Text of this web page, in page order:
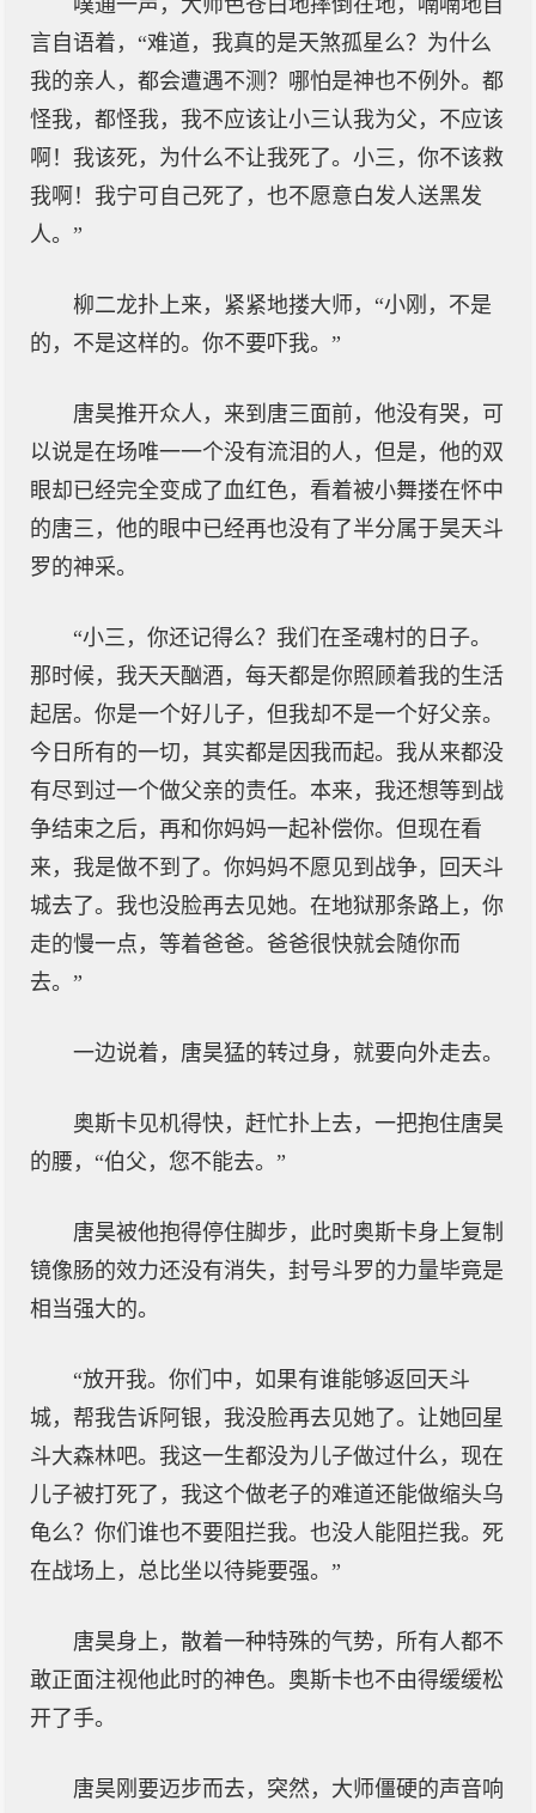
噗通一声，大师色苍白地摔倒在地，喃喃地自
言自语着，“难道，我真的是天煞孤星么？为什么
我的亲人，都会遭遇不测？哪怕是神也不例外。都
怪我，都怪我，我不应该让小三认我为父，不应该
啊！我该死，为什么不让我死了。小三，你不该救
我啊！我宁可自己死了，也不愿意白发人送黑发
人。”
柳二龙扑上来，紧紧地搂大师，“小刚，不是
的，不是这样的。你不要吓我。”
唐昊推开众人，来到唐三面前，他没有哭，可
以说是在场唯一一个没有流泪的人，但是，他的双
眼却已经完全变成了血红色，看着被小舞搂在怀中
的唐三，他的眼中已经再也没有了半分属于昊天斗
罗的神采。
“小三，你还记得么？我们在圣魂村的日子。
那时候，我天天酗酒，每天都是你照顾着我的生活
起居。你是一个好儿子，但我却不是一个好父亲。
今日所有的一切，其实都是因我而起。我从来都没
有尽到过一个做父亲的责任。本来，我还想等到战
争结束之后，再和你妈妈一起补偿你。但现在看
来，我是做不到了。你妈妈不愿见到战争，回天斗
城去了。我也没脸再去见她。在地狱那条路上，你
走的慢一点，等着爸爸。爸爸很快就会随你而
去。”
一边说着，唐昊猛的转过身，就要向外走去。
奥斯卡见机得快，赶忙扑上去，一把抱住唐昊
的腰，“伯父，您不能去。”
唐昊被他抱得停住脚步，此时奥斯卡身上复制
镜像肠的效力还没有消失，封号斗罗的力量毕竟是
相当强大的。
“放开我。你们中，如果有谁能够返回天斗
城，帮我告诉阿银，我没脸再去见她了。让她回星
斗大森林吧。我这一生都没为儿子做过什么，现在
儿子被打死了，我这个做老子的难道还能做缩头乌
龟么？你们谁也不要阻拦我。也没人能阻拦我。死
在战场上，总比坐以待毙要强。”
唐昊身上，散着一种特殊的气势，所有人都不
敢正面注视他此时的神色。奥斯卡也不由得缓缓松
开了手。
唐昊刚要迈步而去，突然，大师僵硬的声音响